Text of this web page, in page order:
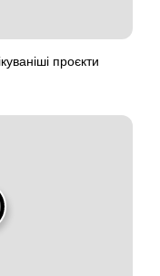
проєкти